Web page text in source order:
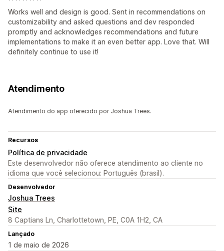
Works well and design is good. Sent in recommendations on
customizability and asked questions and dev responded
promptly and acknowledges recommendations and future
implementations to make it an even better app. Love that. Will
definitely continue to use it!
Atendimento
Atendimento do app oferecido por Joshua Trees.
Recursos
Política de privacidade
Este desenvolvedor não oferece atendimento ao cliente no
idioma que você selecionou: Português (brasil).
Desenvolvedor
Joshua Trees
Site
8 Captians Ln, Charlottetown, PE, C0A 1H2, CA
Lançado
1 de maio de 2026